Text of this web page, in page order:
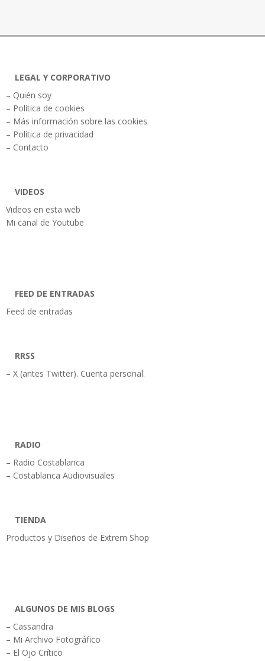
LEGAL Y CORPORATIVO
– Quién soy
– Política de cookies
– Más información sobre las cookies
– Política de privacidad
– Contacto
VIDEOS
Videos en esta web
Mi canal de Youtube
FEED DE ENTRADAS
Feed de entradas
RRSS
– X (antes Twitter). Cuenta personal.
RADIO
– Radio Costablanca
– Costablanca Audiovisuales
TIENDA
Productos y Diseños de Extrem Shop
ALGUNOS DE MIS BLOGS
– Cassandra
– Mi Archivo Fotográfico
– El Ojo Crítico